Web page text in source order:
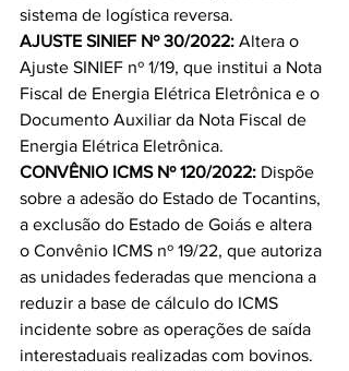
sistema de logística reversa.
AJUSTE SINIEF Nº 30/2022: Altera o
Ajuste SINIEF nº 1/19, que institui a Nota
Fiscal de Energia Elétrica Eletrônica e o
Documento Auxiliar da Nota Fiscal de
Energia Elétrica Eletrônica.
CONVÊNIO ICMS Nº 120/2022: Dispõe
sobre a adesão do Estado de Tocantins,
a exclusão do Estado de Goiás e altera
o Convênio ICMS nº 19/22, que autoriza
as unidades federadas que menciona a
reduzir a base de cálculo do ICMS
incidente sobre as operações de saída
interestaduais realizadas com bovinos.